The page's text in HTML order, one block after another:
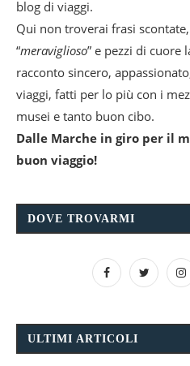
blog di viaggi.
Qui non troverai frasi
“meraviglioso” e pezzi di cuore
racconto sincero,
viaggi, fatti per lo più con i
musei e tanto buon cibo.
Dalle Marche in giro per il
buon viaggio!
DOVE TROVARMI
ULTIMI ARTICOLI